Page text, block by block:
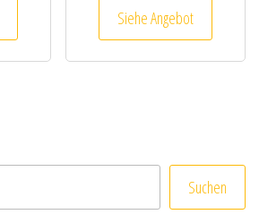
Siehe Angebot
Suchen